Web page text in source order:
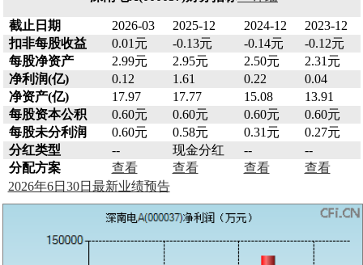
截止日期 2026-03 2025-12 2024-12
2023-12
扣非每股收益
0.01元 -0.13元 -0.14元
-0.12元
每股净资产
2.99元 2.95元 2.50元
2.31元
净利润(亿)
0.12 1.61 0.22
0.04
净资产(亿)
17.97 17.77 15.08
13.91
每股资本公积
0.60元 0.60元 0.60元
0.60元
每股未分利润
0.60元 0.58元 0.31元
0.27元
分红类型
-- 现金分红 --
--
分配方案
查看 查看 查看
查看
2026年6日30日最新业绩预告